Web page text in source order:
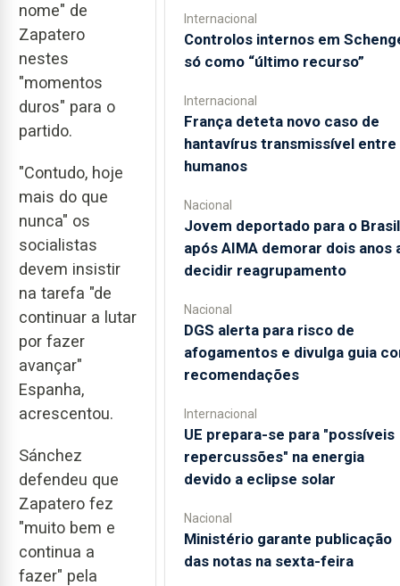
nome" de
Zapatero
nestes
"momentos
duros" para o
partido.
"Contudo, hoje
mais do que
nunca" os
socialistas
devem insistir
na tarefa "de
continuar a lutar
por fazer
avançar"
Espanha,
acrescentou.
Sánchez
defendeu que
Zapatero fez
"muito bem e
continua a
fazer" pela
Internacional
Controlos internos em
só como “último recurso”
Internacional
França deteta novo caso de
hantavírus transmissível entre
humanos
Nacional
Jovem deportado para o Brasil
após AIMA demorar dois anos
decidir reagrupamento
Nacional
DGS alerta para risco de
afogamentos e divulga guia
recomendações
Internacional
UE prepara-se para "possíveis
repercussões" na energia
devido a eclipse solar
Nacional
Ministério garante publicação
das notas na sexta-feira